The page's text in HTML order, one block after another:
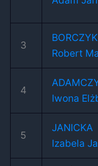
3
BORCZYK
Robert
4
Iwona
5
JANICKA
Izabela